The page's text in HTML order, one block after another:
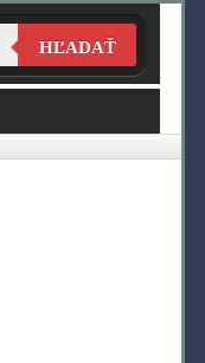
HĽADAŤ